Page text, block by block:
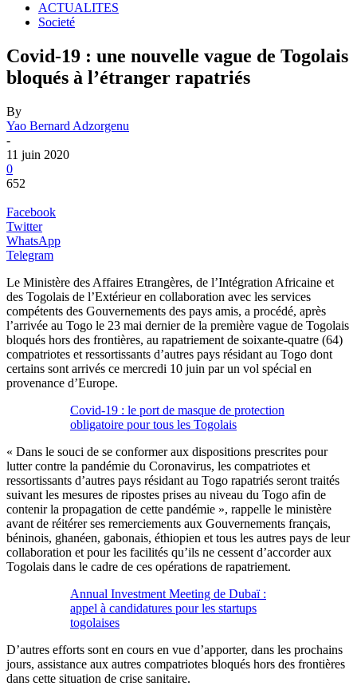
ACTUALITES
Societé
Covid-19 : une nouvelle vague de Togolais
bloqués à l’étranger rapatriés
By
Yao Bernard Adzorgenu
-
11 juin 2020
0
652
Facebook
Twitter
WhatsApp
Telegram
Le Ministère des Affaires Etrangères, de l’Intégration Africaine et
des Togolais de l’Extérieur en collaboration avec les services
compétents des Gouvernements des pays amis, a procédé, après
l’arrivée au Togo le 23 mai dernier de la première vague de Togolais
bloqués hors des frontières, au rapatriement de soixante-quatre (64)
compatriotes et ressortissants d’autres pays résidant au Togo dont
certains sont arrivés ce mercredi 10 juin par un vol spécial en
provenance d’Europe.
Covid-19 : le port de masque de protection
obligatoire pour tous les Togolais
« Dans le souci de se conformer aux dispositions prescrites pour
lutter contre la pandémie du Coronavirus, les compatriotes et
ressortissants d’autres pays résidant au Togo rapatriés seront traités
suivant les mesures de ripostes prises au niveau du Togo afin de
contenir la propagation de cette pandémie », rappelle le ministère
avant de réitérer ses remerciements aux Gouvernements français,
béninois, ghanéen, gabonais, éthiopien et tous les autres pays de leur
collaboration et pour les facilités qu’ils ne cessent d’accorder aux
Togolais dans le cadre de ces opérations de rapatriement.
Annual Investment Meeting de Dubaï :
appel à candidatures pour les startups
togolaises
D’autres efforts sont en cours en vue d’apporter, dans les prochains
jours, assistance aux autres compatriotes bloqués hors des frontières
dans cette situation de crise sanitaire.